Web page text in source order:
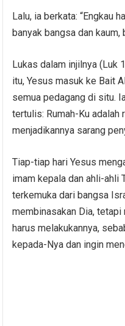
Lalu, ia berkata: “Engkau
banyak bangsa dan kaum,
Lukas dalam injilnya (Luk
itu, Yesus masuk ke Bait
semua pedagang di situ.
tertulis: Rumah-Ku adalah
menjadikannya sarang
Tiap-tiap hari Yesus
imam kepala dan ahli-ahli
terkemuka dari bangsa
membinasakan Dia, tetapi
harus melakukannya,
kepada-Nya dan ingin